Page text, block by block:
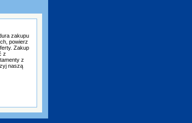
zakupu
powierz
Zakup
z
z
naszą